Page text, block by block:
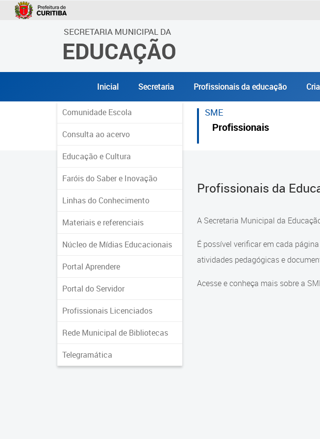
SECRETARIA MUNICIPAL DA
EDUCAÇÃO
Inicial Secretaria Profissionais da educação
Comunidade Escola
Consulta ao acervo
Educação e Cultura
Faróis do Saber e Inovação
Linhas do Conhecimento
Materiais e referenciais
Núcleo de Mídias Educacionais
Portal Aprendere
Portal do Servidor
Profissionais Licenciados
Rede Municipal de Bibliotecas
Telegramática
SME
Profissionais
Profissionais da
A Secretaria Municipal da
É possível verificar em cada
atividades pedagógicas e
Acesse e conheça mais sobre a